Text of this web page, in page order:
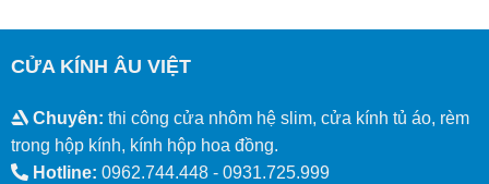
CỬA KÍNH ÂU VIỆT
Chuyên: thi công cửa nhôm hệ slim, cửa kính tủ áo, rèm
trong hộp kính, kính hộp hoa đồng.
Hotline: 0962.744.448 - 0931.725.999